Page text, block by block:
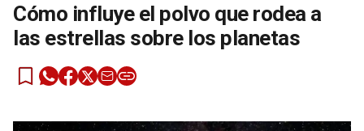
Cómo influye el polvo que rodea a
las estrellas sobre los planetas